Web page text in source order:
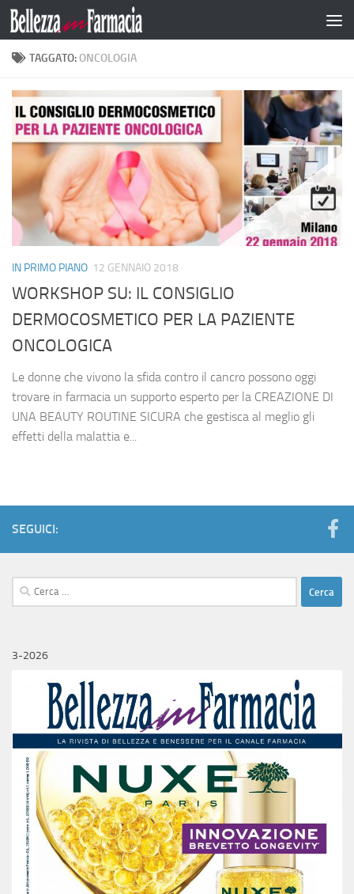
Salta al contenuto
TAGGATO:ONCOLOGIA
IN PRIMO PIANO 12 GENNAIO 2018
WORKSHOP SU: IL CONSIGLIO
DERMOCOSMETICO PER LA PAZIENTE
ONCOLOGICA
Le donne che vivono la sfida contro il cancro possono oggi
trovare in farmacia un supporto esperto per la CREAZIONE DI
UNA BEAUTY ROUTINE SICURA che gestisca al meglio gli
effetti della malattia e...
SEGUICI:
Ricerca
per:
3-2026